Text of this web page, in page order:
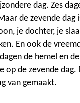
dag. Zes
de zevende dag
je dochter, je
En ook de
de hemel en
de zevende dag.
van gemaakt.